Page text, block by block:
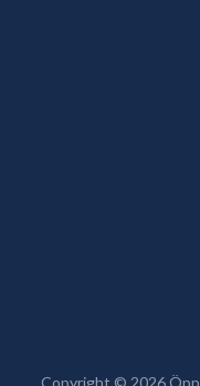
Copyright © 2026